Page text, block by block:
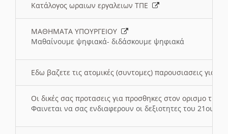
Κατάλογος ωραιων εργαλειων ΤΠΕ
ΜΑΘΗΜΑΤΑ ΥΠΟΥΡΓΕΙΟΥ
Μαθαίνουμε ψηφιακά- διδάσκουμε ψηφιακά
Εδω βαζετε τις ατομικές (συντομες) παρουσιασεις για
Οι δικές σας προτασεις για προσθηκες στον ορισμο
Φαινεται να σας ενδιαφερουν οι δεξιοτητες του 21ου